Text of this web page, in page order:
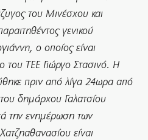
του Μινέσχου και
γενικού
ο οποίος είναι
του ΤΕΕ Γιώργο Στασινό. Η
πριν από λίγα 24ωρα από
δημάρχου Γαλατσίου
την ενημέρωση των
είναι